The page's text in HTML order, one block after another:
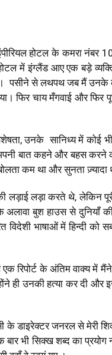
होटल के कमरा नंबर
होटल में इंग्लैंड आए एक बड़े
पसीने से लथपथ जब मैं उनके
फिर चाय मँगवाई और फिर
,उनके सानिध्य में कोई
बात कहने और बहस करने
कम था और सुनता ज़्यादा
लड़ाई लड़ा करते थे,लेकिन
बुश हाउस से दुनियाँ
विदेशी भाषाओं में हिन्दी
एक रिपोर्ट के अंतिम वाक्य में
ही उनकी हत्या कर दी
डाइरेक्टर जनरल से मेरी
भी सिक्ख शब्द का प्रयोग